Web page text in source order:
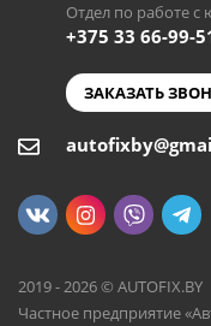
Отдел по работе с
+375 33 66-99-
ЗАКАЗАТЬ
2019 - 2026 © AUTOFIX.BY
Частное предприятие